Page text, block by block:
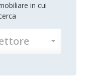
in cui